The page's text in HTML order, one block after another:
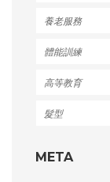
養老服務
體能訓練
高等教育
髮型
META